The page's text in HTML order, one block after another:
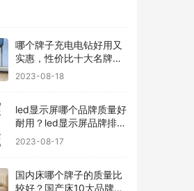
哪个牌子充电电钻好用又
实惠，性价比十大名牌充
电电钻排名
2023-08-18
led显示屏哪个品牌质量好
耐用？led显示屏品牌排行
前十名
2023-08-17
国内床哪个牌子的质量比
较好？国产床10大品牌最